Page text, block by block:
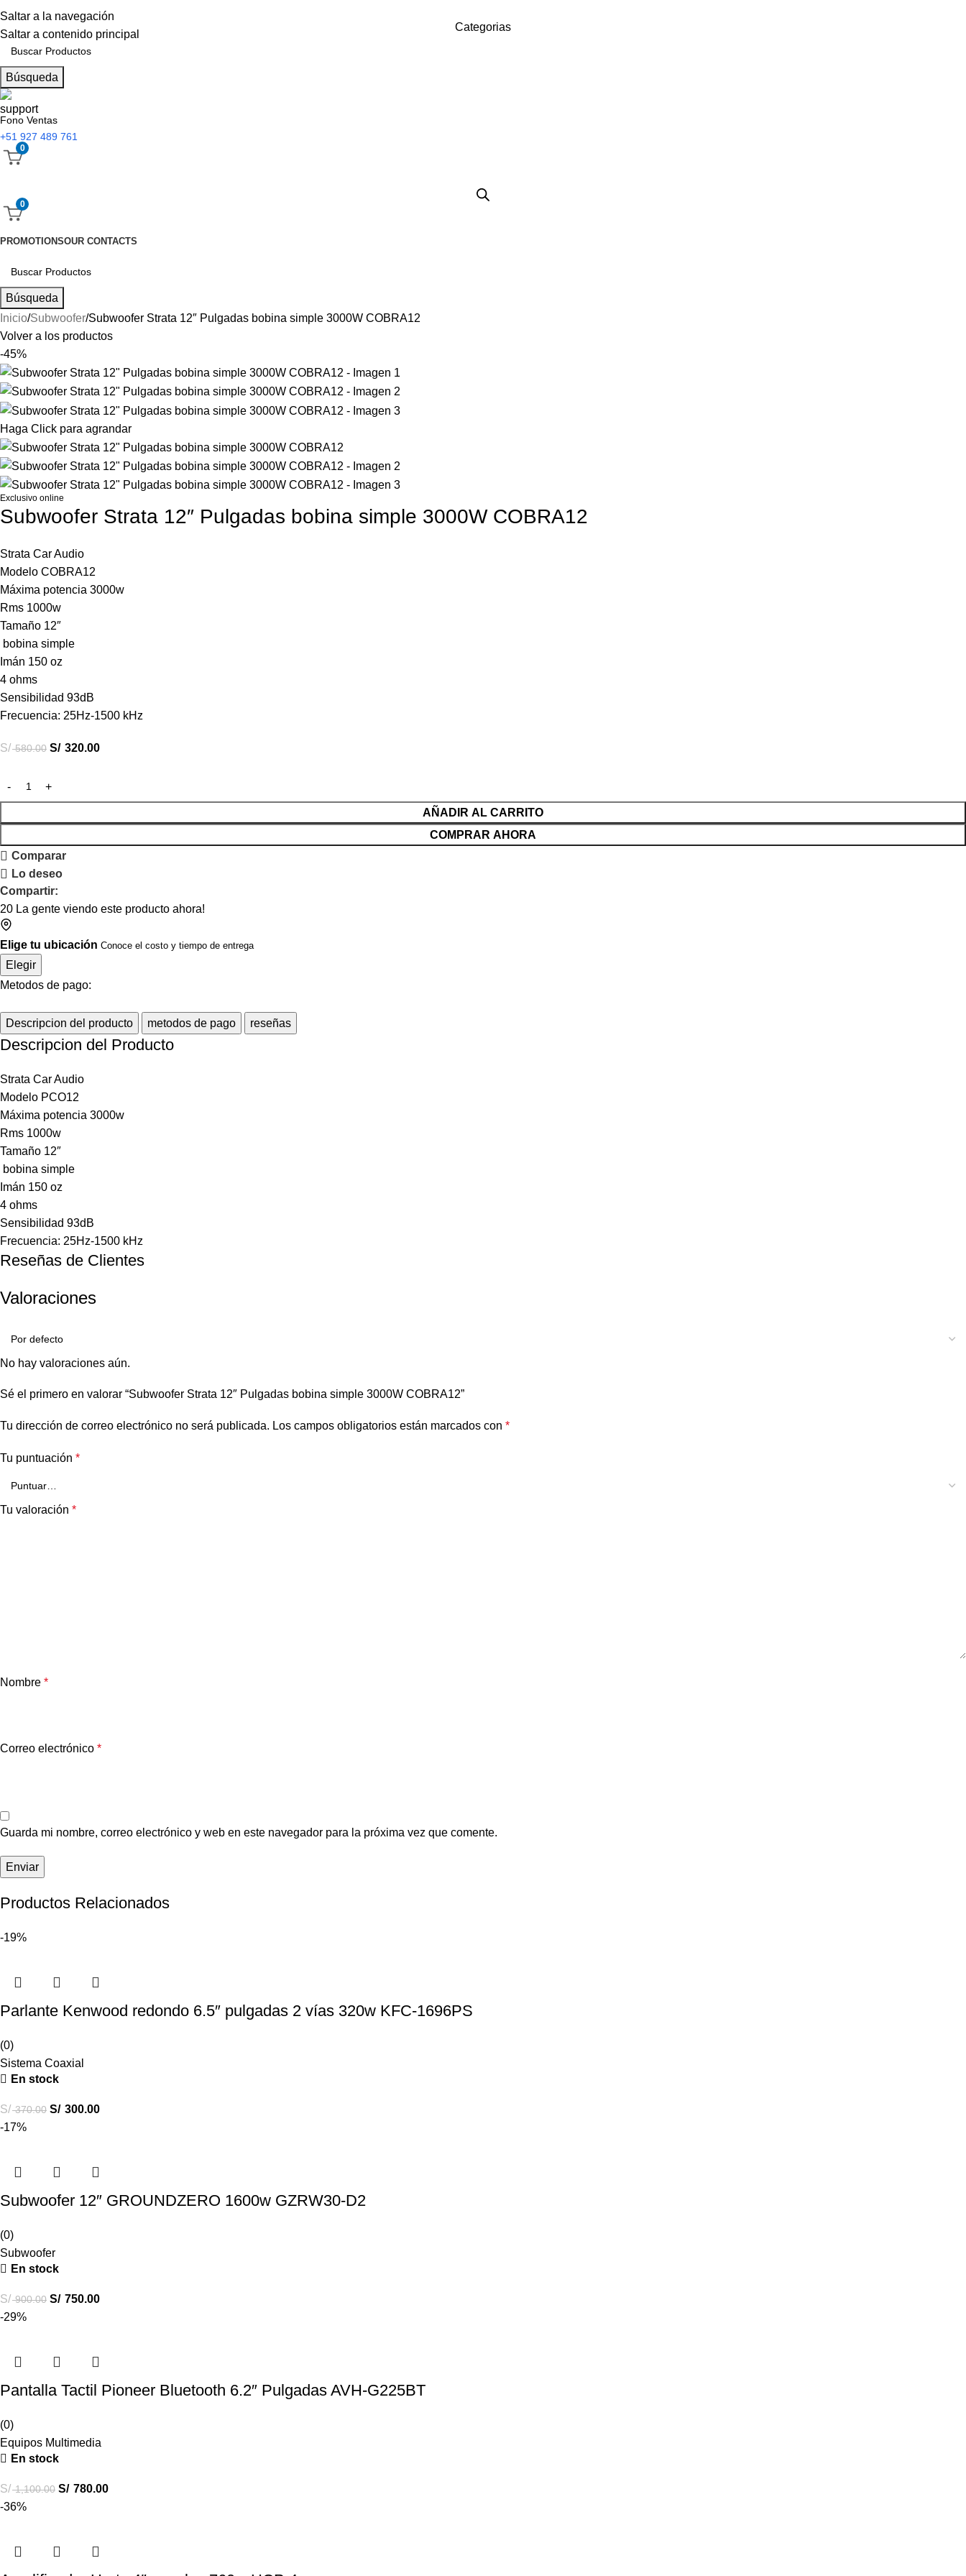
Saltar a la navegación
Saltar a contenido principal
Categorias
Búsqueda
Fono Ventas
+51 927 489 761
0
0
PROMOTIONSOUR CONTACTS
Búsqueda
Inicio Subwoofer Subwoofer Strata 12″ Pulgadas bobina simple 3000W COBRA12
Volver a los productos
-45%
Haga Click para agrandar
Exclusivo online
Subwoofer Strata 12″ Pulgadas bobina simple 3000W COBRA12
Strata Car Audio
Modelo COBRA12
Máxima potencia 3000w
Rms 1000w
Tamaño 12″
bobina simple
Imán 150 oz
4 ohms
Sensibilidad 93dB
Frecuencia: 25Hz-1500 kHz
S/580.00 S/ 320.00
AÑADIR AL CARRITO
COMPRAR AHORA
Comparar
Lo deseo
Compartir:
20 La gente viendo este producto ahora!
Elige tu ubicación Conoce el costo y tiempo de entrega
Elegir
Metodos de pago:
Descripcion del producto metodos de pago reseñas
Descripcion del Producto
Strata Car Audio
Modelo PCO12
Máxima potencia 3000w
Rms 1000w
Tamaño 12″
bobina simple
Imán 150 oz
4 ohms
Sensibilidad 93dB
Frecuencia: 25Hz-1500 kHz
Reseñas de Clientes
Valoraciones
No hay valoraciones aún.
Sé el primero en valorar “Subwoofer Strata 12″ Pulgadas bobina simple 3000W COBRA12”
Tu dirección de correo electrónico no será publicada. Los campos obligatorios están marcados con *
Tu puntuación *
Tu valoración *
Nombre *
Correo electrónico *
Guarda mi nombre, correo electrónico y web en este navegador para la próxima vez que comente.
Productos Relacionados
-19%
Parlante Kenwood redondo 6.5″ pulgadas 2 vías 320w KFC-1696PS
(0)
Sistema Coaxial
En stock
S/370.00 S/ 300.00
-17%
Subwoofer 12″ GROUNDZERO 1600w GZRW30-D2
(0)
Subwoofer
En stock
S/900.00 S/ 750.00
-29%
Pantalla Tactil Pioneer Bluetooth 6.2″ Pulgadas AVH-G225BT
(0)
Equipos Multimedia
En stock
S/1,100.00 S/ 780.00
-36%